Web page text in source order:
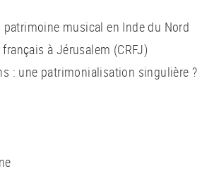
patrimoine musical en Inde du Nord
à Jérusalem (CRFJ)
: une patrimonialisation singulière ?